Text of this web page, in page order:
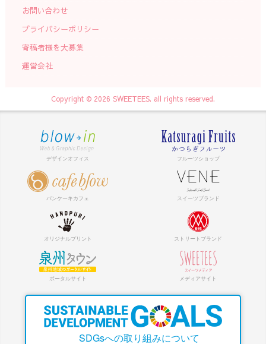
お問い合わせ
プライバシーポリシー
寄稿者様を大募集
運営会社
Copyright © 2026 SWEETEES. all rights reserved.
SDGsへの取り組みについて